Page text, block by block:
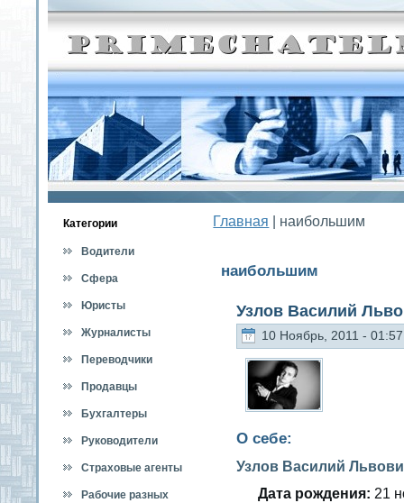
Категοрии
Водители
Сфера
обслуживания
Юристы
Журналисты
Переводчики
Продавцы
Бухгалтеры
Руководители
Страховые агенты
Рабочие разных
Главная | наибольшим
наибольшим
Узлов Василий
10 Ноябрь, 2011 - 01:57
О себе:
Узлов Василий
Дата рождения: 21